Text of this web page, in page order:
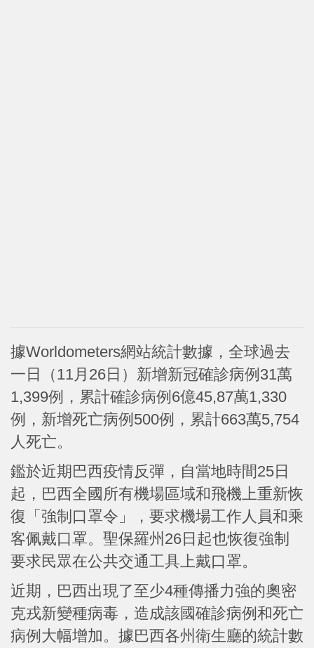
據Worldometers網站統計數據，全球過去
一日（11月26日）新增新冠確診病例31萬
1,399例，累計確診病例6億45,87萬1,330
例，新增死亡病例500例，累計663萬5,754
人死亡。
鑑於近期巴西疫情反彈，自當地時間25日
起，巴西全國所有機場區域和飛機上重新恢
復「強制口罩令」，要求機場工作人員和乘
客佩戴口罩。聖保羅州26日起也恢復強制
要求民眾在公共交通工具上戴口罩。
近期，巴西出現了至少4種傳播力強的奧密
克戎新變種病毒，造成該國確診病例和死亡
病例大幅增加。據巴西各州衛生廳的統計數